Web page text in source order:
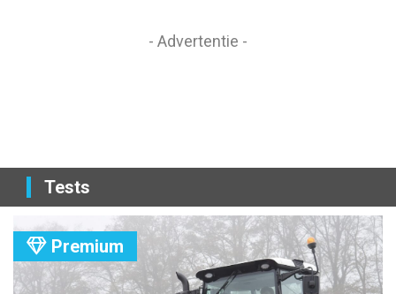
- Advertentie -
Tests
Premium